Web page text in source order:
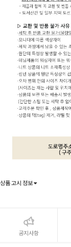
상품 고시 정보
공지사항